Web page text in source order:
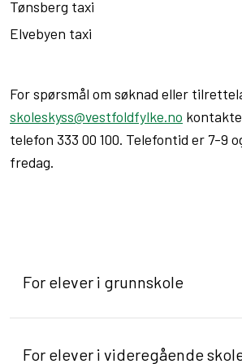
Tønsberg taxi
Elvebyen taxi
For spørsmål om søknad eller
skoleskyss@vestfoldfylke.no
telefon 333 00 100. Telefontid er 7-9
fredag.
For elever i grunnskole
For elever i videregående